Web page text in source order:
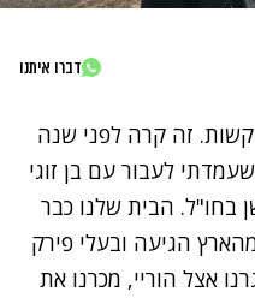
דברו איתנו
קשות. זה קרה לפני שנה
לעבור עם בן זוגי
בחו"ל. הבית שלנו כבר
הגיעה ובעלי פירק
אצל הוריי, מכרנו את